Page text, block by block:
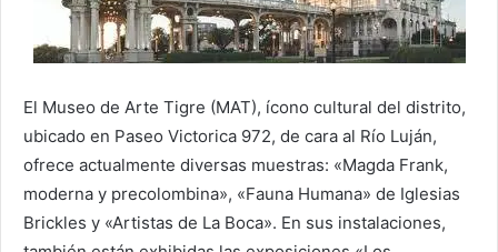
El Museo de Arte Tigre (MAT), ícono cultural del distrito,
ubicado en Paseo Victorica 972, de cara al Río Luján,
ofrece actualmente diversas muestras: «Magda Frank,
moderna y precolombina», «Fauna Humana» de Iglesias
Brickles y «Artistas de La Boca». En sus instalaciones,